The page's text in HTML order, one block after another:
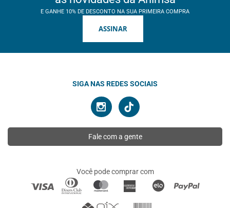
E GANHE 10% DE DESCONTO NA SUA PRIMEIRA COMPRA
ASSINAR
SIGA NAS REDES SOCIAIS
Fale com a gente
Você pode comprar com